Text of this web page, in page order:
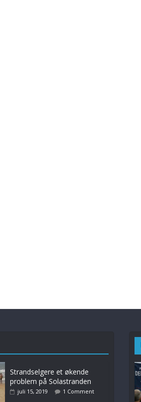
Strandselgere et økende
problem på Solastranden
juli 15, 2019 1 Comment